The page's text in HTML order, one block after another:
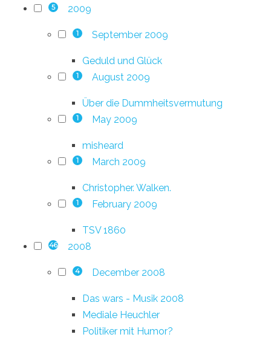
5 2009
1 September 2009
Geduld und Glück
1 August 2009
Über die Dummheitsvermutung
1 May 2009
misheard
1 March 2009
Christopher. Walken.
1 February 2009
TSV 1860
46 2008
4 December 2008
Das wars - Musik 2008
Mediale Heuchler
Politiker mit Humor?